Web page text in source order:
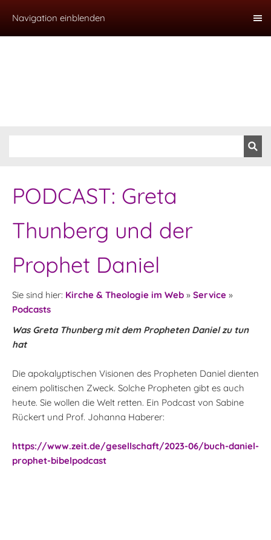
Navigation einblenden
PODCAST: Greta
Thunberg und der
Prophet Daniel
Sie sind hier: Kirche & Theologie im Web » Service »
Podcasts
Was Greta Thunberg mit dem Propheten Daniel zu tun
hat
Die apokalyptischen Visionen des Propheten Daniel dienten
einem politischen Zweck. Solche Propheten gibt es auch
heute. Sie wollen die Welt retten. Ein Podcast von Sabine
Rückert und Prof. Johanna Haberer:
https://www.zeit.de/gesellschaft/2023-06/buch-daniel-
prophet-bibelpodcast